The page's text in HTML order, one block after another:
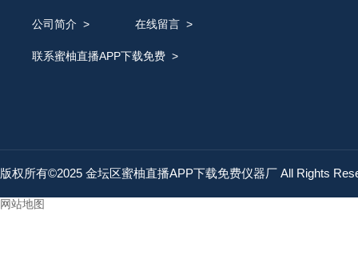
公司简介 > 在线留言>
联系蜜柚直播APP下载免费>
版权所有©2025 金坛区蜜柚直播APP下载免费仪器厂 All Rights
网站地图